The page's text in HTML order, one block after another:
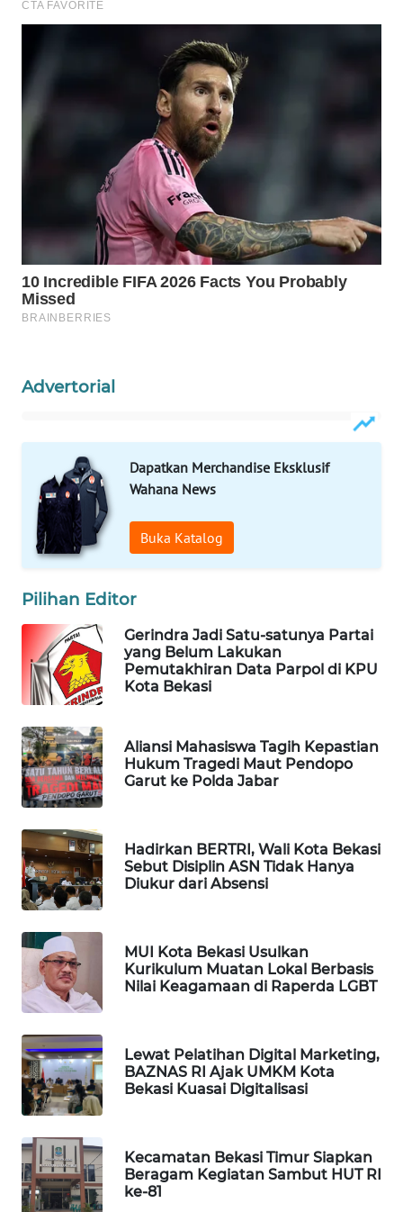
Advertorial
Dapatkan Merchandise Eksklusif
Wahana News
Buka Katalog
Pilihan Editor
Gerindra Jadi Satu-satunya Partai
yang Belum Lakukan
Pemutakhiran Data Parpol di KPU
Kota Bekasi
Aliansi Mahasiswa Tagih Kepastian
Hukum Tragedi Maut Pendopo
Garut ke Polda Jabar
Hadirkan BERTRI, Wali Kota Bekasi
Sebut Disiplin ASN Tidak Hanya
Diukur dari Absensi
MUI Kota Bekasi Usulkan
Kurikulum Muatan Lokal Berbasis
Nilai Keagamaan di Raperda LGBT
Lewat Pelatihan Digital Marketing,
BAZNAS RI Ajak UMKM Kota
Bekasi Kuasai Digitalisasi
Kecamatan Bekasi Timur Siapkan
Beragam Kegiatan Sambut HUT RI
ke-81
WAHANA
UMKM
HEALTH
WISATA
WAHANA
Wahana
Network
KONSUMEN
LISTRIK
MASYARAKAT
KELISTRIKAN
WALINKI
ID
MAWAKA
ID
NET
PLN
WATCH
MKLI
LPKKI
LKKI
KOPEKLIN
PORTAL
KONSUMEN